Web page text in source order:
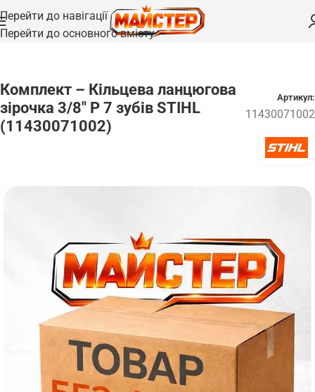
Перейти до навігації
Перейти до основного вмісту
Головна /Запчастини для ланцюгів
Комплект – Кільцева ланцюгова
зірочка 3/8″ Р 7 зубів STIHL
(11430071002)
Артикул:
11430071002